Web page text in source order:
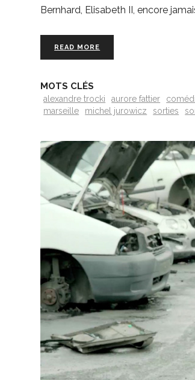
Bernhard, Elisabeth II, encore
READ MORE
MOTS CLÉS
alexandre trocki aurore fattier
marseille
michel jurowicz sorties